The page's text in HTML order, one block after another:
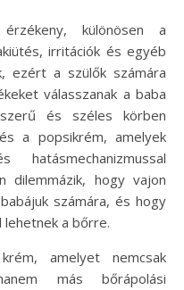
irritációk és egyéb
ezért a szülők számára
válasszanak a baba
és széles körben
a popsikrém, amelyek
dilemmázik, hogy vajon
számára, és hogy
lehetnek a bőrre.
amelyet nemcsak
más bőrápolási